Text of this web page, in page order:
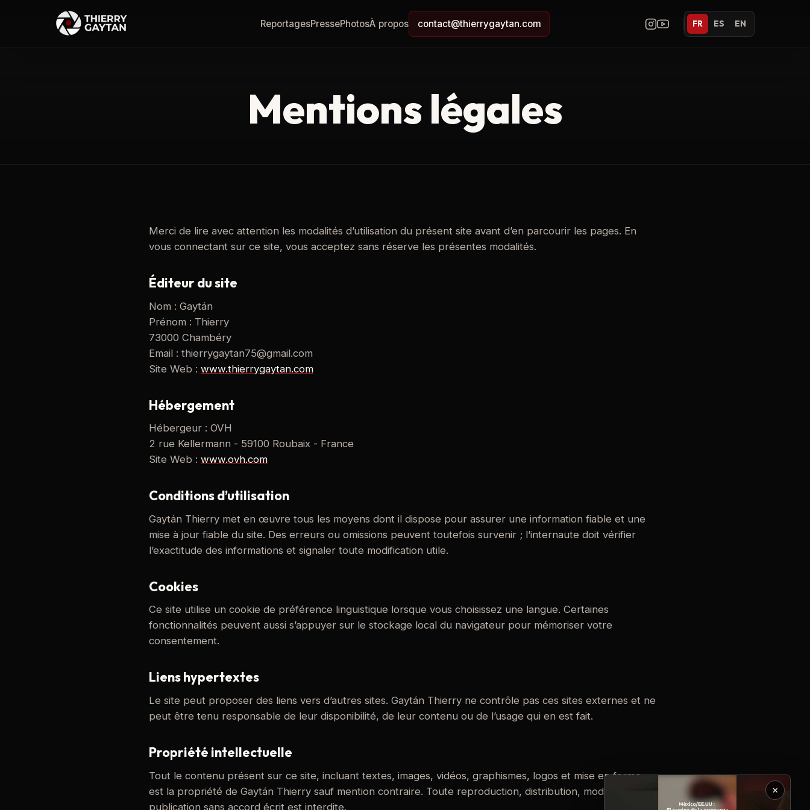
ReportagesPressePhotosÀ propos contact@thierrygaytan.com FR ES EN
Mentions légales
Merci de lire avec attention les modalités d’utilisation du présent site avant d’en parcourir les pages. En
vous connectant sur ce site, vous acceptez sans réserve les présentes modalités.
Éditeur du site
Nom : Gaytán
Prénom : Thierry
73000 Chambéry
Email : thierrygaytan75@gmail.com
Site Web : www.thierrygaytan.com
Hébergement
Hébergeur : OVH
2 rue Kellermann - 59100 Roubaix - France
Site Web : www.ovh.com
Conditions d’utilisation
Gaytán Thierry met en œuvre tous les moyens dont il dispose pour assurer une information fiable et une
mise à jour fiable du site. Des erreurs ou omissions peuvent toutefois survenir ; l’internaute doit vérifier
l’exactitude des informations et signaler toute modification utile.
Cookies
Ce site utilise un cookie de préférence linguistique lorsque vous choisissez une langue. Certaines
fonctionnalités peuvent aussi s’appuyer sur le stockage local du navigateur pour mémoriser votre
consentement.
Liens hypertextes
Le site peut proposer des liens vers d’autres sites. Gaytán Thierry ne contrôle pas ces sites externes et ne
peut être tenu responsable de leur disponibilité, de leur contenu ou de l’usage qui en est fait.
Propriété intellectuelle
Tout le contenu présent sur ce site, incluant textes, images, vidéos, graphismes, logos et mise en forme,
est la propriété de Gaytán Thierry sauf mention contraire. Toute reproduction, distribution, modification ou
publication sans accord écrit est interdite.
×